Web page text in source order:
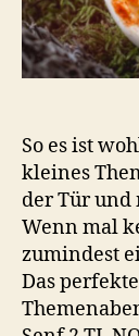
So es ist
kleines
der Tür und
Wenn mal
zumindest
Das